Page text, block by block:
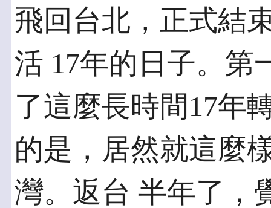
飛回台北，正式結
活 17年的日子。第
了這麼長時間17年
的是，居然就這麼
灣。返台 半年了，